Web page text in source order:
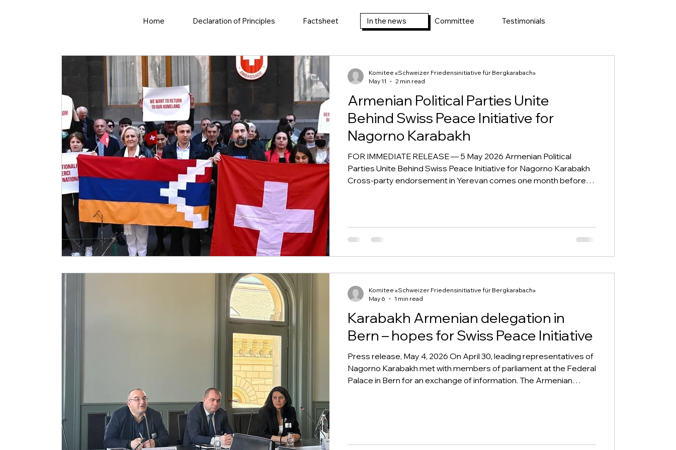
Home Declaration of Principles Factsheet In the news Committee Testimonials
Armenian Political Parties Unite
Behind Swiss Peace Initiative for
Nagorno Karabakh
FOR IMMEDIATE RELEASE — 5 May 2026 Armenian Political
Parties Unite Behind Swiss Peace Initiative for Nagorno Karabakh
Cross-party endorsement in Yerevan comes one month before
Armenian capital today for the first-ever EU-Armenia Partnership
summit, Christian Solidarity International (CSI) welcomes a u
Komitee «Schweizer Friedensinitiative für Bergkarabach»
May 11
2 min read
Karabakh Armenian delegation in
Bern – hopes for Swiss Peace Initiative
Press release, May 4, 2026 On April 30, leading representatives of
Nagorno Karabakh met with members of parliament at the Federal
Palace in Bern for an exchange of information. The Armenian
Komitee «Schweizer Friedensinitiative für Bergkarabach»
May 6
1 min read